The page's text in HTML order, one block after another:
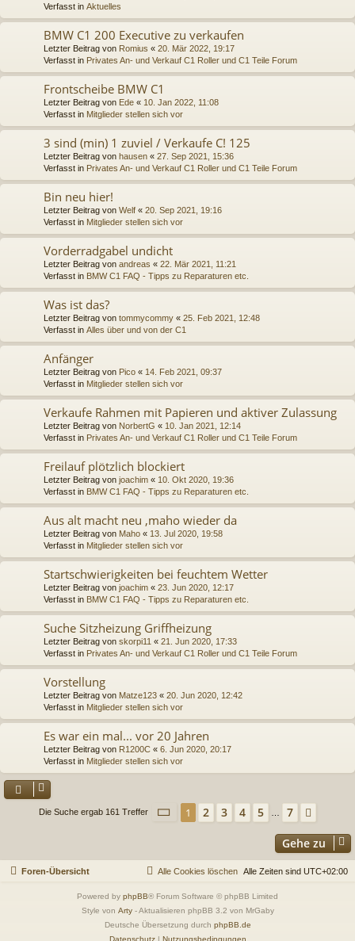
Verfasst in Aktuelles
BMW C1 200 Executive zu verkaufen
Letzter Beitrag von Romius « 20. Mär 2022, 19:17
Verfasst in Privates An- und Verkauf C1 Roller und C1 Teile Forum
Frontscheibe BMW C1
Letzter Beitrag von Ede « 10. Jan 2022, 11:08
Verfasst in Mitglieder stellen sich vor
3 sind (min) 1 zuviel / Verkaufe C! 125
Letzter Beitrag von hausen « 27. Sep 2021, 15:36
Verfasst in Privates An- und Verkauf C1 Roller und C1 Teile Forum
Bin neu hier!
Letzter Beitrag von Welf « 20. Sep 2021, 19:16
Verfasst in Mitglieder stellen sich vor
Vorderradgabel undicht
Letzter Beitrag von andreas « 22. Mär 2021, 11:21
Verfasst in BMW C1 FAQ - Tipps zu Reparaturen etc.
Was ist das?
Letzter Beitrag von tommycommy « 25. Feb 2021, 12:48
Verfasst in Alles über und von der C1
Anfänger
Letzter Beitrag von Pico « 14. Feb 2021, 09:37
Verfasst in Mitglieder stellen sich vor
Verkaufe Rahmen mit Papieren und aktiver Zulassung
Letzter Beitrag von NorbertG « 10. Jan 2021, 12:14
Verfasst in Privates An- und Verkauf C1 Roller und C1 Teile Forum
Freilauf plötzlich blockiert
Letzter Beitrag von joachim « 10. Okt 2020, 19:36
Verfasst in BMW C1 FAQ - Tipps zu Reparaturen etc.
Aus alt macht neu ,maho wieder da
Letzter Beitrag von Maho « 13. Jul 2020, 19:58
Verfasst in Mitglieder stellen sich vor
Startschwierigkeiten bei feuchtem Wetter
Letzter Beitrag von joachim « 23. Jun 2020, 12:17
Verfasst in BMW C1 FAQ - Tipps zu Reparaturen etc.
Suche Sitzheizung Griffheizung
Letzter Beitrag von skorpi11 « 21. Jun 2020, 17:33
Verfasst in Privates An- und Verkauf C1 Roller und C1 Teile Forum
Vorstellung
Letzter Beitrag von Matze123 « 20. Jun 2020, 12:42
Verfasst in Mitglieder stellen sich vor
Es war ein mal... vor 20 Jahren
Letzter Beitrag von R1200C « 6. Jun 2020, 20:17
Verfasst in Mitglieder stellen sich vor
Die Suche ergab 161 Treffer Seite 1 von 7
1 2 3 4 5 7
Gehe zu
Foren-Übersicht Alle Zeiten sind UTC+02:00
Alle Cookies löschen
Powered by phpBB® Forum Software © phpBB Limited
Style von Arty- Aktualisieren phpBB 3.2 von MrGaby
Deutsche Übersetzung durch phpBB.de
Datenschutz| Nutzungsbedingungen